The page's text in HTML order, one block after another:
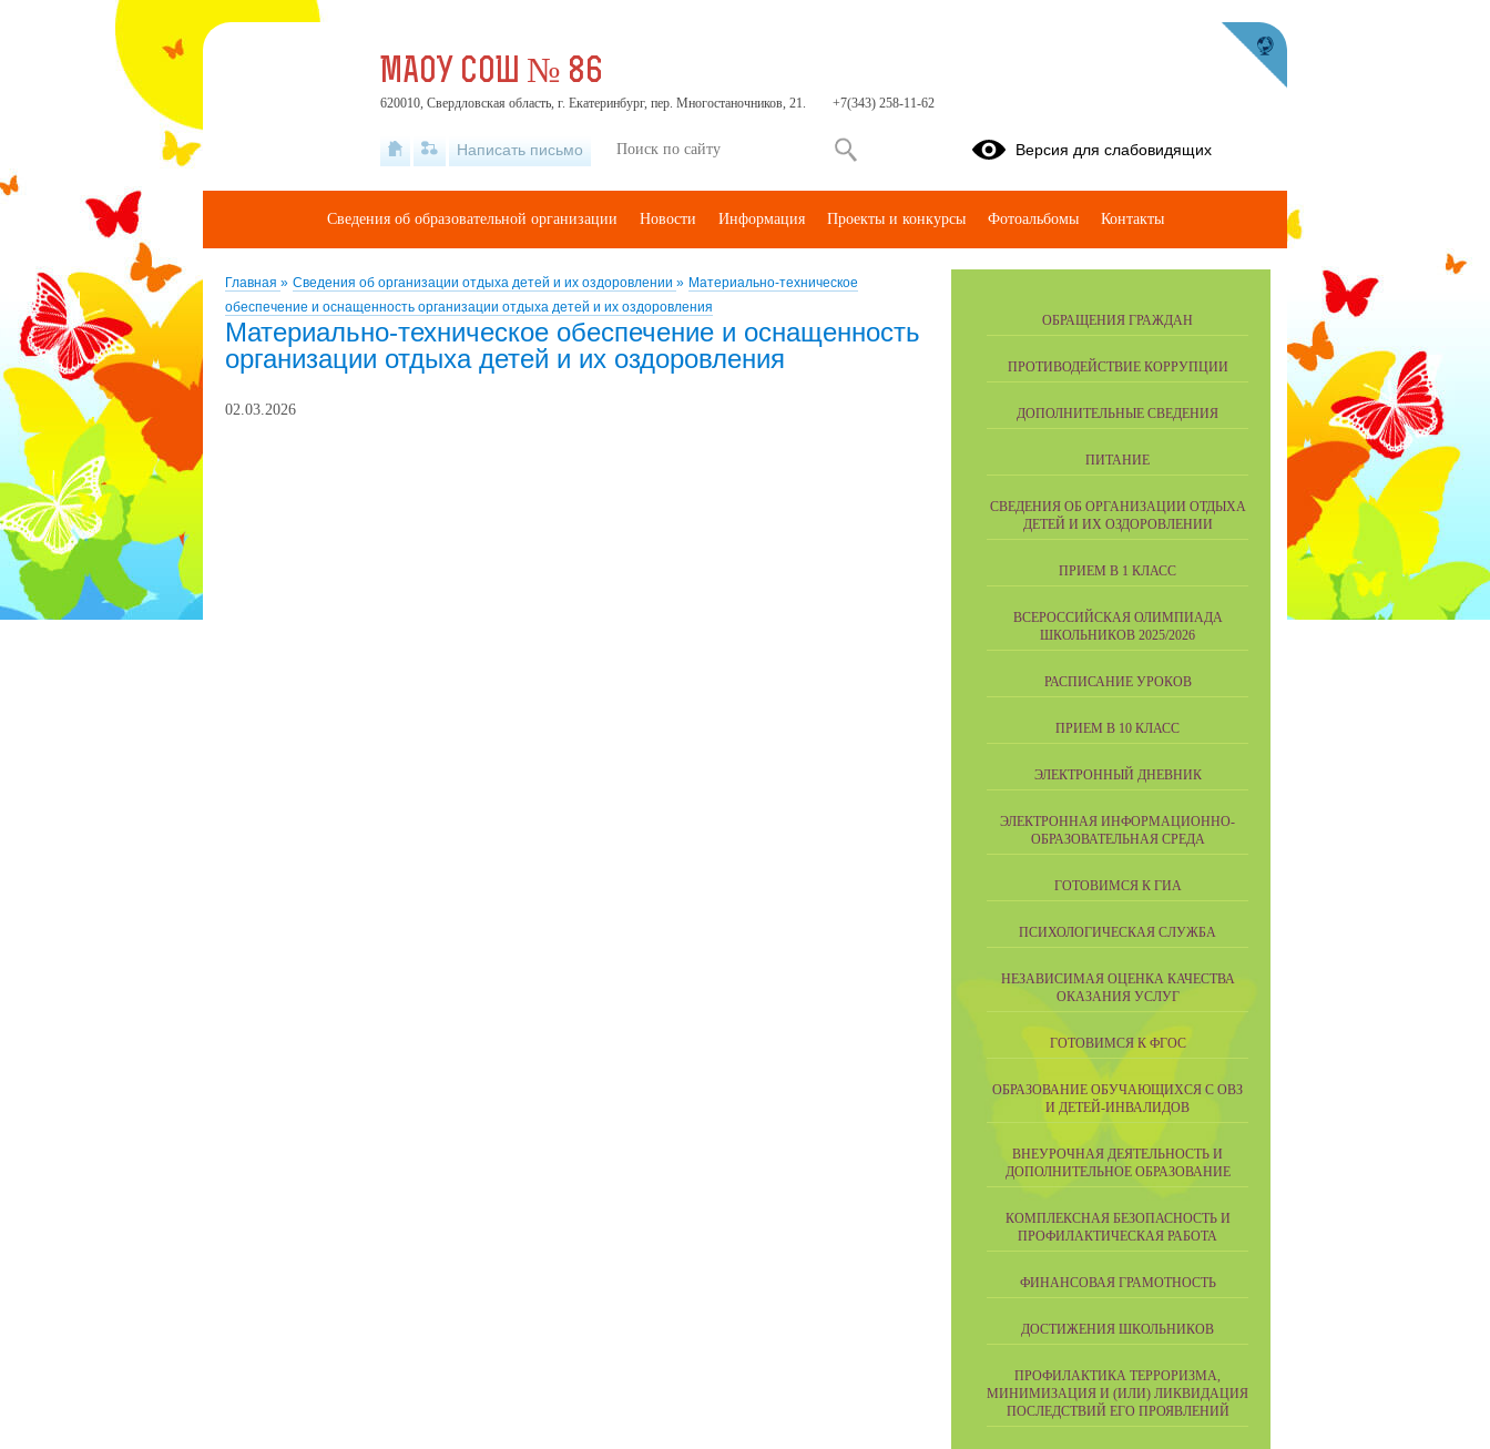
Главная » Сведения об организации отдыха детей и их оздоровлении » Материально-техническое
обеспечение и оснащенность организации отдыха детей и их оздоровления
Материально-техническое обеспечение и оснащенность
организации отдыха детей и их оздоровления
02.03.2026
ОБРАЩЕНИЯ ГРАЖДАН
ПРОТИВОДЕЙСТВИЕ КОРРУПЦИИ
ДОПОЛНИТЕЛЬНЫЕ СВЕДЕНИЯ
ПИТАНИЕ
СВЕДЕНИЯ ОБ ОРГАНИЗАЦИИ ОТДЫХА
ДЕТЕЙ И ИХ ОЗДОРОВЛЕНИИ
ПРИЕМ В 1 КЛАСС
ВСЕРОССИЙСКАЯ ОЛИМПИАДА
ШКОЛЬНИКОВ 2025/2026
РАСПИСАНИЕ УРОКОВ
ПРИЕМ В 10 КЛАСС
ЭЛЕКТРОННЫЙ ДНЕВНИК
ЭЛЕКТРОННАЯ ИНФОРМАЦИОННО-
ОБРАЗОВАТЕЛЬНАЯ СРЕДА
ГОТОВИМСЯ К ГИА
ПСИХОЛОГИЧЕСКАЯ СЛУЖБА
НЕЗАВИСИМАЯ ОЦЕНКА КАЧЕСТВА
ОКАЗАНИЯ УСЛУГ
ГОТОВИМСЯ К ФГОС
ОБРАЗОВАНИЕ ОБУЧАЮЩИХСЯ С ОВЗ
И ДЕТЕЙ-ИНВАЛИДОВ
ВНЕУРОЧНАЯ ДЕЯТЕЛЬНОСТЬ И
ДОПОЛНИТЕЛЬНОЕ ОБРАЗОВАНИЕ
КОМПЛЕКСНАЯ БЕЗОПАСНОСТЬ И
ПРОФИЛАКТИЧЕСКАЯ РАБОТА
ФИНАНСОВАЯ ГРАМОТНОСТЬ
ДОСТИЖЕНИЯ ШКОЛЬНИКОВ
ПРОФИЛАКТИКА ТЕРРОРИЗМА,
МИНИМИЗАЦИЯ И (ИЛИ) ЛИКВИДАЦИЯ
ПОСЛЕДСТВИЙ ЕГО ПРОЯВЛЕНИЙ
МАОУ СОШ № 86
620010, Свердловская область, г. Екатеринбург, пер. Многостаночников, 21. +7(343) 258-11-62
Написать письмо Версия для слабовидящих
Сведения об образовательной организации Новости Информация Проекты и конкурсы Фотоальбомы Контакты